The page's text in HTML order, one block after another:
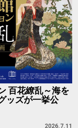
百花繚乱～海を
ッズが一挙公
2026.7.11